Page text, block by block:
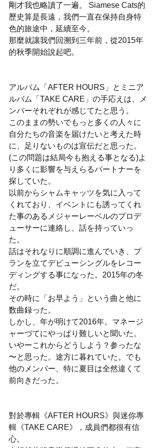
剛才我也略讀了一遍。 Siamese Cats的
歷史算是長遠，我們一直在保持自身特
色的旅途中，延續至今。
那麼就讓我們回溯到三年前，從2015年
的秋季開始說起吧。
アルバム「AFTER HOURS」とミニア
ルバム「TAKE CARE」の手応えは、メ
ンバーそれぞれが感じてたと思う。
このままの勢いでもっと多くの人々に
自分たちの音楽を届けたいと考えた時
に、足りないものは宣伝だと思った。
(この問題は結局今も抱える事となる)よ
り多くに影響を与えらるパートナーを
探していた。
以前からシャムキャッツを気に入って
くれており、イベントにも誘ってくれ
た事のあるメジャーレーベルのプロデ
ューサーに連絡し、話を持っていっ
た。
話はそれなりに順調に進んでいき、プ
ランを立てデビューシングルをレコー
ディングする事になった。2015年の冬
だ。
その時に「お早よう」という曲と他に
数曲録った。
しかし、年が明けて2016年。マネージ
ャーづてにやっぱり難しいと聞いた。
いやーこれからどうしよう？参ったな
〜と思った。途方に暮れていた。でも
他のメンバー、特に夏目は全然違くて
前向きだった。
對於專輯《AFTER HOURS》與迷你專
輯《TAKE CARE》，成員們都很有信
心。